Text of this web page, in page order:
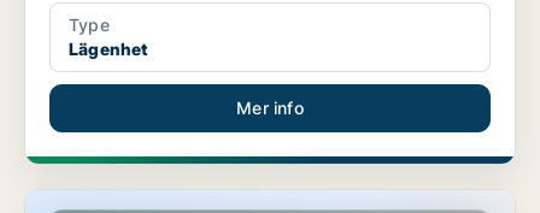
Type
Lägenhet
Mer info
Lägenhet i Malmö